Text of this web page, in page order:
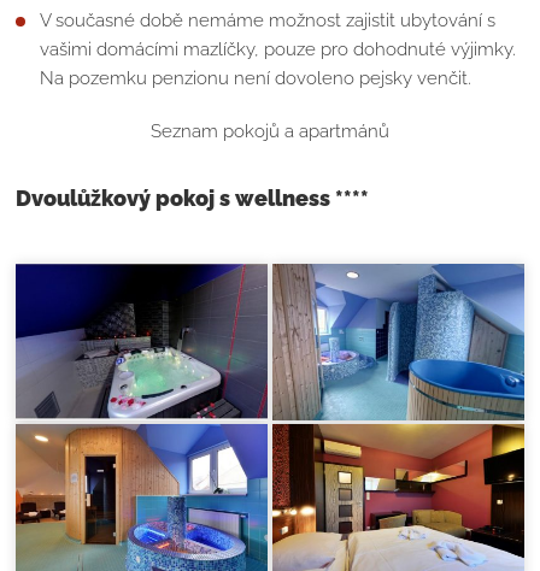
V současné době nemáme možnost zajistit ubytování s
vašimi domácími mazlíčky, pouze pro dohodnuté výjimky.
Na pozemku penzionu není dovoleno pejsky venčit.
Seznam pokojů a apartmánů
Dvoulůžkový pokoj s wellness ****